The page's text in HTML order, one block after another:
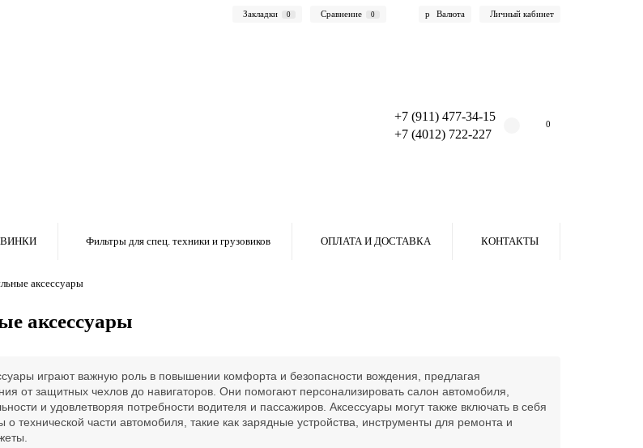
Закладки 0 Сравнение 0 р Валюта Личный кабинет
+7 (911) 477-34-15
+7 (4012) 722-227
0
Фильтры для спец. техники и грузовиков ОПЛАТА И ДОСТАВКА КОНТАКТЫ
аксессуары
аксессуары
играют важную роль в повышении комфорта и безопасности вождения, предлагая
от защитных чехлов до навигаторов. Они помогают персонализировать салон автомобиля,
и удовлетворяя потребности водителя и пассажиров. Аксессуары могут также включать в себя
о технической части автомобиля, такие как зарядные устройства, инструменты для ремонта и